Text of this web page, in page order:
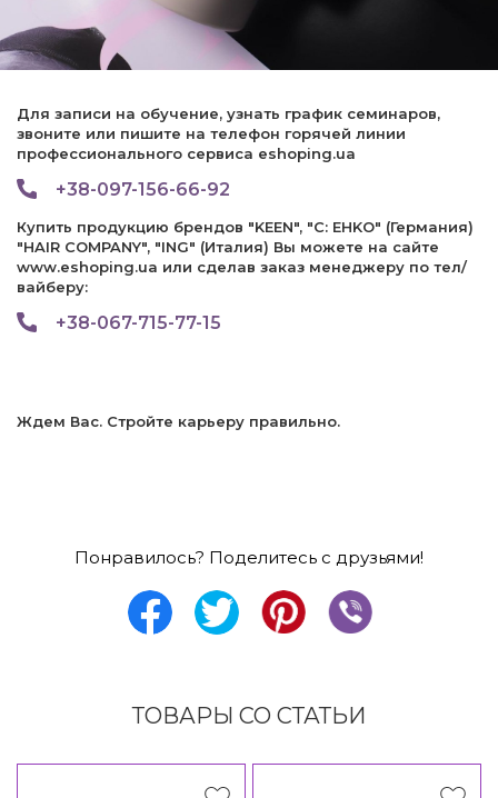
Для записи на обучение, узнать график семинаров,
звоните или пишите на телефон горячей линии
профессионального сервиса eshoping.ua
+38-097-156-66-92
Купить продукцию брендов "KEEN", "C: EHKO" (Германия)
"HAIR COMPANY", "ING" (Италия) Вы можете на сайте
www.eshoping.ua или сделав заказ менеджеру по тел/
вайберу:
+38-067-715-77-15
Ждем Вас. Стройте карьеру правильно.
Понравилось? Поделитесь с друзьями!
ТОВАРЫ СО СТАТЬИ